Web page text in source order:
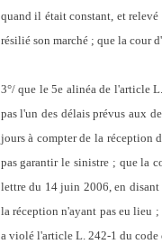
quand il était constant, et
résilié son marché ; que la cour
3°/ que le 5e alinéa de l'article
pas l'un des délais prévus aux
jours à compter de la réception
pas garantir le sinistre ; que la
lettre du 14 juin 2006, en disant
la réception n'ayant pas eu lieu
a violé l'article L. 242-1 du code